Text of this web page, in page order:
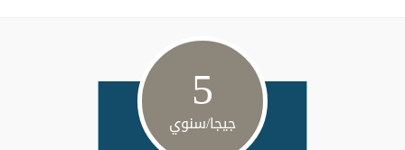
5
جيجا/سنوي